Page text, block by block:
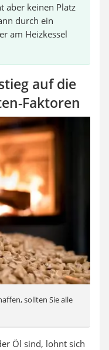
aber keinen Platz
durch ein
am Heizkessel
auf die
Faktoren
sollten Sie alle
Öl sind, lohnt sich